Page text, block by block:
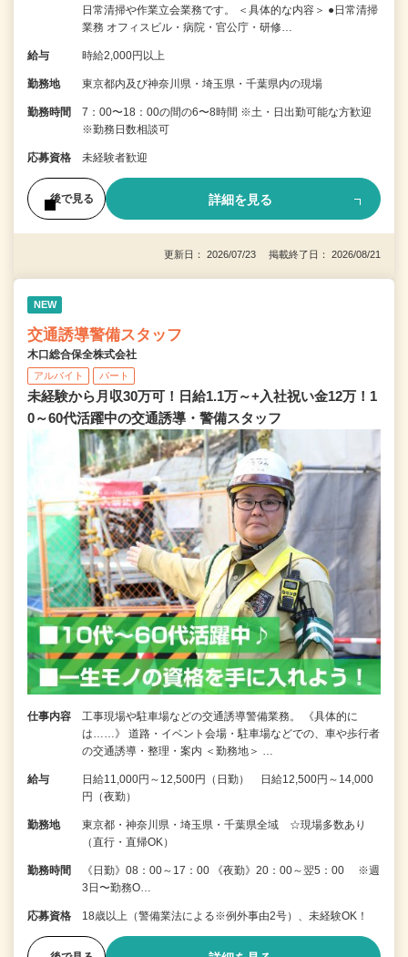
日常清掃や作業立会業務です。 ＜具体的な内容＞ ●日常清掃
業務 オフィスビル・病院・官公庁・研修…
給与 時給2,000円以上
勤務地 東京都内及び神奈川県・埼玉県・千葉県内の現場
勤務時間
7：00〜18：00の間の6〜8時間 ※土・日出勤可能な方歓迎
※勤務日数相談可
応募資格 未経験者歓迎
後で見る 詳細を見る
更新日： 2026/07/23 掲載終了日： 2026/08/21
NEW
交通誘導警備スタッフ
木口総合保全株式会社
アルバイト パート
未経験から月収30万可！日給1.1万～+入社祝い金12万！1
0～60代活躍中の交通誘導・警備スタッフ
仕事内容
工事現場や駐車場などの交通誘導警備業務。 《具体的に
は……》 道路・イベント会場・駐車場などでの、車や歩行者
の交通誘導・整理・案内 ＜勤務地＞ …
給与
日給11,000円～12,500円（日勤） 日給12,500円～14,000
円（夜勤）
勤務地
東京都・神奈川県・埼玉県・千葉県全域 ☆現場多数あり
（直行・直帰OK）
勤務時間
《日勤》08：00～17：00 《夜勤》20：00～翌5：00 ※週
3日〜勤務O…
応募資格 18歳以上（警備業法による※例外事由2号）、未経験OK！